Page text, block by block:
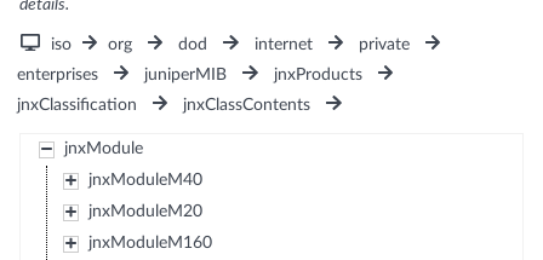
details.
iso org dod internet
private
enterprises
juniperMIB
jnxProducts
jnxClassification
jnxClassContents
jnxModule
jnxModuleM40
jnxModuleM20
jnxModuleM160